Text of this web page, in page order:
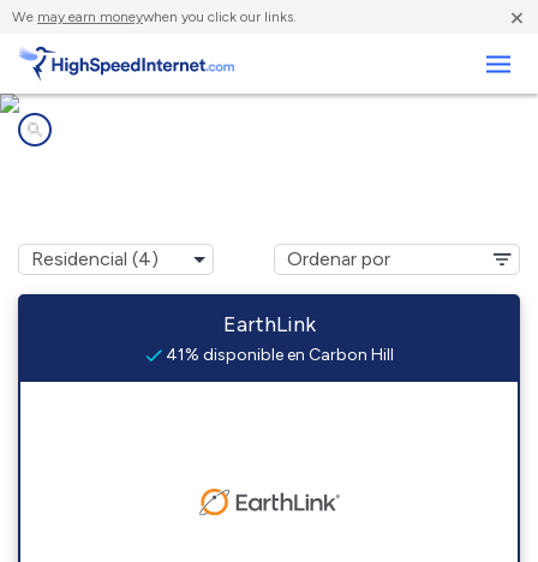
We may earn moneywhen you click our links. ×
EarthLink
41% disponible en Carbon Hill